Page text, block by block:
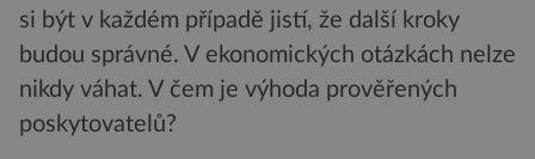
si být v každém případě jistí, že další kroky
budou správné. V ekonomických otázkách nelze
nikdy váhat. V čem je výhoda prověřených
poskytovatelů?